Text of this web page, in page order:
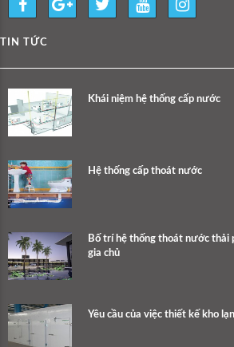
TIN TỨC
Khái niệm hệ thống cấp nước
Hệ thống cấp thoát nước
Bố trí hệ thống thoát nước thải
gia chủ
Yêu cầu của việc thiết kế kho